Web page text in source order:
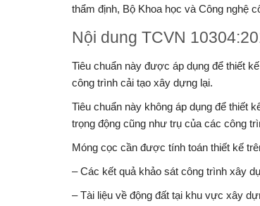
thẩm định, Bộ Khoa học và Công nghệ
Nội dung TCVN
Tiêu chuẩn này được áp dụng để thiết
công trình cải tạo xây dựng lại.
Tiêu chuẩn này không áp dụng để thiết
trọng động cũng như trụ của các công
Móng cọc cần được tính toán thiết kế
– Các kết quả khảo sát công trình xây
– Tài liệu về động đất tại khu vực xây